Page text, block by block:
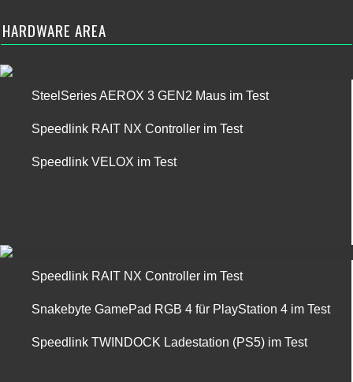
HARDWARE AREA
SteelSeries AEROX 3 GEN2 Maus im Test
Speedlink RAIT NX Controller im Test
Speedlink VELOX im Test
Speedlink RAIT NX Controller im Test
Snakebyte GamePad RGB 4 für PlayStation 4 im Test
Speedlink TWINDOCK Ladestation (PS5) im Test